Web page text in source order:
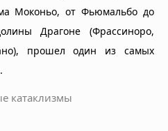
Моконьо, от Фьюмальбо до
Драгоне (Фрассиноро,
прошел один из самых
катаклизмы